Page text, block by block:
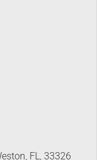
FL, 33326